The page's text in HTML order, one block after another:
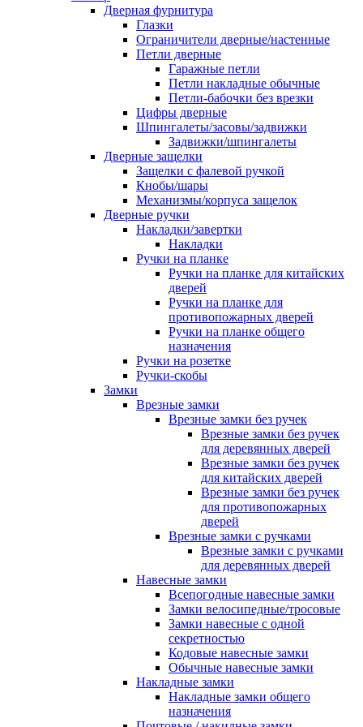
Дверная фурнитура
Глазки
Ограничители дверные/настенные
Петли дверные
Гаражные петли
Петли накладные обычные
Петли-бабочки без врезки
Цифры дверные
Шпингалеты/засовы/задвижки
Задвижки/шпингалеты
Дверные защелки
Защелки с фалевой ручкой
Кнобы/шары
Механизмы/корпуса защелок
Дверные ручки
Накладки/завертки
Накладки
Ручки на планке
Ручки на планке для китайских
дверей
Ручки на планке для
противопожарных дверей
Ручки на планке общего
назначения
Ручки на розетке
Ручки-скобы
Замки
Врезные замки
Врезные замки без ручек
Врезные замки без ручек
для деревянных дверей
Врезные замки без ручек
для китайских дверей
Врезные замки без ручек
для противопожарных
дверей
Врезные замки с ручками
Врезные замки с ручками
для деревянных дверей
Навесные замки
Всепогодные навесные замки
Замки велосипедные/тросовые
Замки навесные с одной
секретностью
Кодовые навесные замки
Обычные навесные замки
Накладные замки
Накладные замки общего
назначения